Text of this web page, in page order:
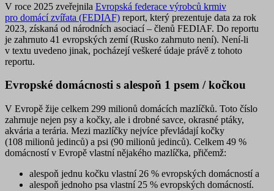
V roce 2025 zveřejnila Evropská federace výrobců krmiv
pro domácí zvířata (FEDIAF) report, který prezentuje data za rok
2023, získaná od národních asociací – členů FEDIAF. Do reportu
je zahrnuto 41 evropských zemí (Rusko zahrnuto není). Není-li
v textu uvedeno jinak, pocházejí veškeré údaje právě z tohoto
reportu.
Evropské domácnosti s alespoň 1 psem / kočkou
V Evropě žije celkem 299 milionů domácích mazlíčků. Toto číslo
zahrnuje nejen psy a kočky, ale i drobné savce, okrasné ptáky,
akvária a terária. Mezi mazlíčky nejvíce převládají kočky
(108 milionů jedinců) a psi (90 milionů jedinců). Celkem 49 %
domácností v Evropě vlastní nějakého mazlíčka, přičemž:
alespoň jednu kočku vlastní 26 % evropských domácnostía
alespoň jednoho psa vlastní 25 % evropských domácností.